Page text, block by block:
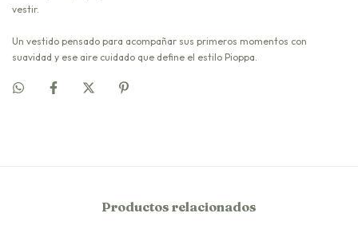
vestir.
Un vestido pensado para acompañar sus primeros momentos con
suavidad y ese aire cuidado que define el estilo Pioppa.
Productos relacionados